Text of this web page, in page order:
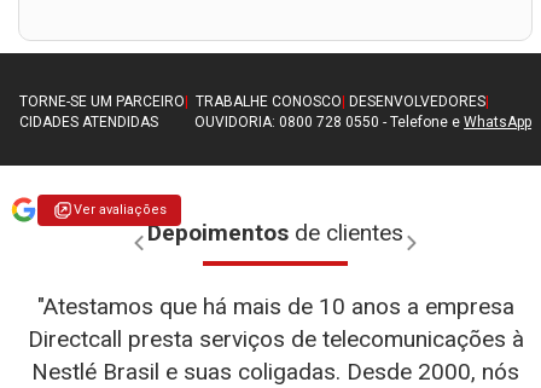
TORNE-SE UM PARCEIRO TRABALHE CONOSCO DESENVOLVEDORES
CIDADES ATENDIDAS
OUVIDORIA: 0800 728 0550 - Telefone eWhatsApp
Depoimentos de clientes
"Atestamos que há mais de 10 anos a empresa
Directcall presta serviços de telecomunicações à
Nestlé Brasil e suas coligadas. Desde 2000, nós
Ver avaliações